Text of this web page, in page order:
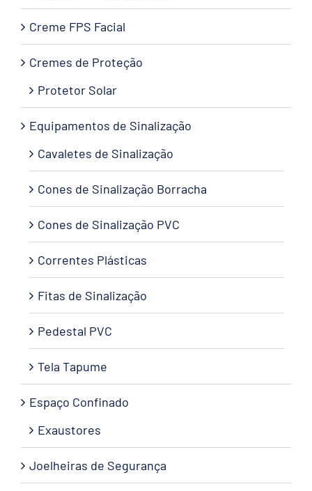
Creme FPS Facial
Cremes de Proteção
Protetor Solar
Equipamentos de Sinalização
Cavaletes de Sinalização
Cones de Sinalização Borracha
Cones de Sinalização PVC
Correntes Plásticas
Fitas de Sinalização
Pedestal PVC
Tela Tapume
Espaço Confinado
Exaustores
Joelheiras de Segurança